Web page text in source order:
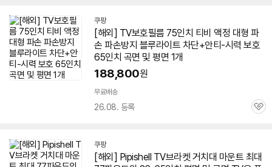
쿠팡
[해외] TV보호필름 75인치 티비 액정 대형 파
손 파손방지 블루라이트 차단+안티-시력 보호
65인치 곡면 및 평면 1개
188,800원
무료배송
26.08. 등록
관
쿠팡
[해외] Pipishell TV브라켓 거치대 마운트 최대